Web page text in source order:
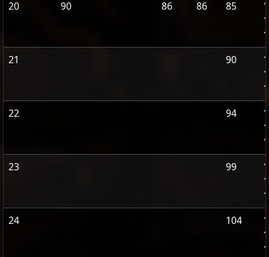
20
90 86 86 85
21
90
22
94
23
99
24
104